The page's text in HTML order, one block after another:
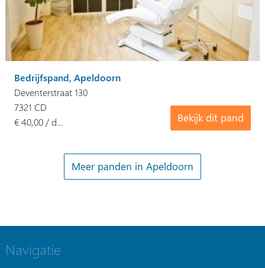
Bedrijfspand, Apeldoorn
Deventerstraat 130
Bekijk dit pand
7321 CD
€ 40,00 / d…
Meer panden in Apeldoorn
Navigatie